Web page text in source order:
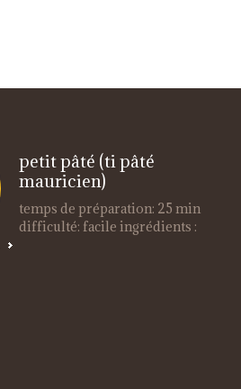
petit pâté (ti pâté
mauricien)
temps de préparation: 25 min
difficulté: facile ingrédients :